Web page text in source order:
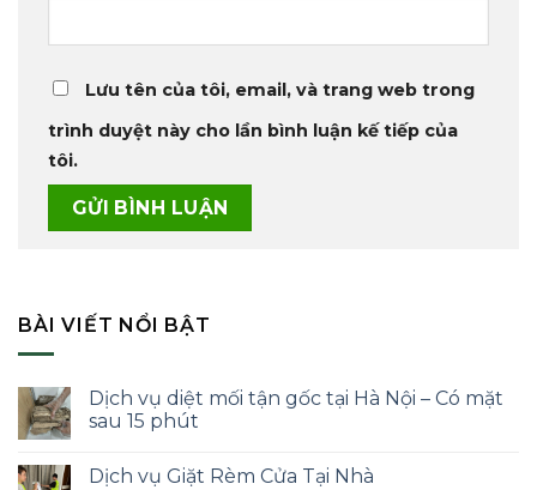
Lưu tên của tôi, email, và trang web trong
trình duyệt này cho lần bình luận kế tiếp của
tôi.
BÀI VIẾT NỔI BẬT
Dịch vụ diệt mối tận gốc tại Hà Nội – Có mặt
sau 15 phút
Dịch vụ Giặt Rèm Cửa Tại Nhà